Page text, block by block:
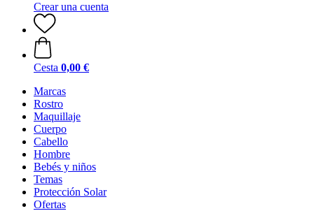
Crear una cuenta
Cesta 0,00 €
Marcas
Rostro
Maquillaje
Cuerpo
Cabello
Hombre
Bebés y niños
Temas
Protección Solar
Ofertas